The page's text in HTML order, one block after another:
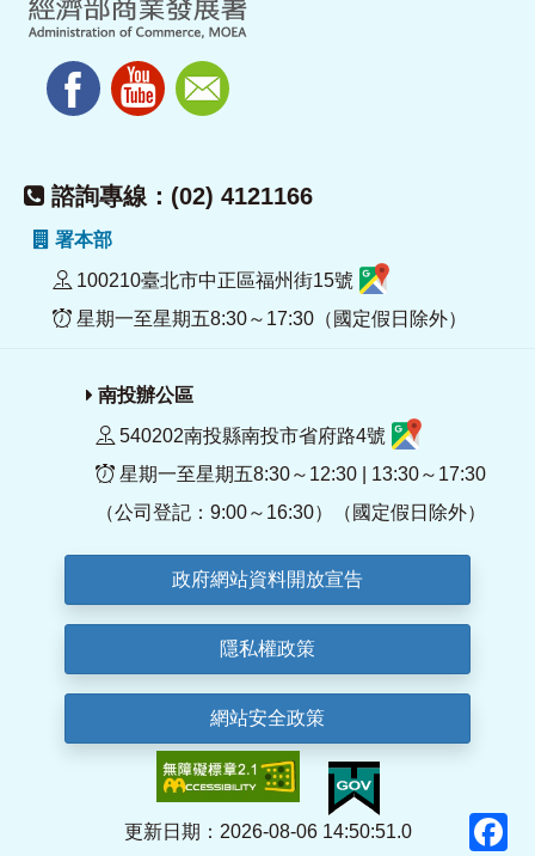
諮詢專線：(02) 4121166
署本部
100210臺北市中正區福州街15號
星期一至星期五8:30～17:30（國定假日除外）
南投辦公區
540202南投縣南投市省府路4號
星期一至星期五8:30～12:30 | 13:30～17:30
（公司登記：9:00～16:30）（國定假日除外）
政府網站資料開放宣告
隱私權政策
網站安全政策
更新日期：2026-08-06 14:50:51.0